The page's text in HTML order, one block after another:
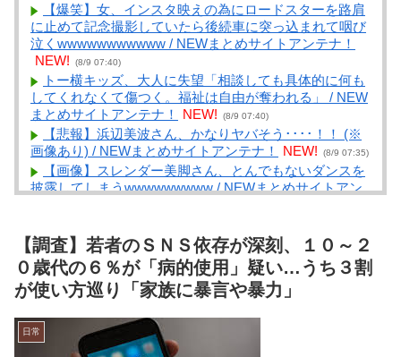
【爆笑】女、インスタ映えの為にロードスターを路肩
に止めて記念撮影していたら後続車に突っ込まれて咽び
泣くwwwwwwwwwww / NEWまとめサイトアンテナ！
NEW!
(8/9 07:40)
トー横キッズ、大人に失望「相談しても具体的に何も
してくれなくて傷つく。福祉は自由が奪われる」 / NEW
まとめサイトアンテナ！
NEW! (8/9 07:40)
【悲報】浜辺美波さん、かなりヤバそう････！！ (※
画像あり) / NEWまとめサイトアンテナ！
NEW! (8/9 07:35)
【画像】スレンダー美脚さん、とんでもないダンスを
披露してしまうwwwwwwwww / NEWまとめサイトアン
かで繋がってるよな？ / VIP・ネタ・オールジャンル –
New World Antenna
NEW! (8/9 07:27)
ピラミッドの近くに住んでる家族って「週末どこ行
く？とりあえずピラミッド行く？」「子供遊ばせるとこ
Z
(8/9 07:03)
悲報 職場に鬱がおるんやが / まとめるZ
【調査】若者のＳＮＳ依存が深刻、１０～２
０歳代の６％が「病的使用」疑い…うち３割
が使い方巡り「家族に暴言や暴力」
日常